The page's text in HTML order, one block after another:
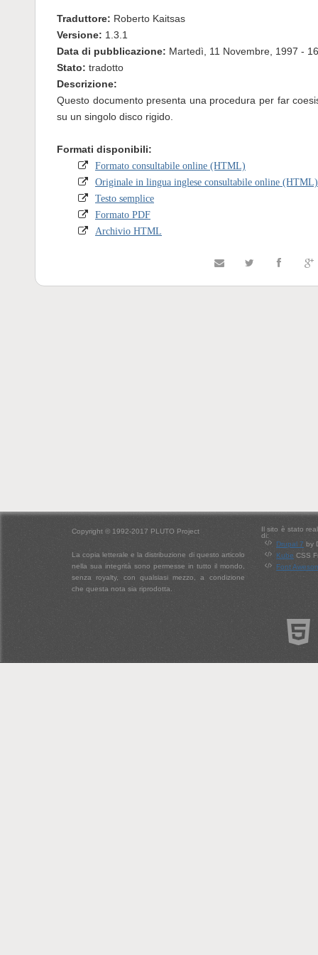
Traduttore: Roberto Kaitsas
Versione: 1.3.1
Data di pubblicazione: Martedì, 11 Novembre, 1997 -
Stato: tradotto
Descrizione:
Questo documento presenta una procedura per far
su un singolo disco rigido.
Formati disponibili:
Formato consultabile online (HTML)
Originale in lingua inglese consultabile online (HTML)
Testo semplice
Formato PDF
Archivio HTML
Copyright © 1992-2017 PLUTO Project
La copia letterale e la distribuzione di questo articolo
nella sua integrità sono permesse in tutto il mondo,
senza royalty, con qualsiasi mezzo, a condizione
che questa nota sia riprodotta.
Il sito è stato
di:
Drupal 7 by
Kube CSS
Font